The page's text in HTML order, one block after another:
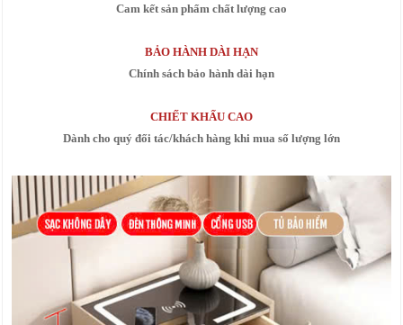
Cam kết sản phẩm chất lượng cao
BẢO HÀNH DÀI HẠN
Chính sách bảo hành dài hạn
CHIẾT KHẤU CAO
Dành cho quý đối tác/khách hàng khi mua số lượng lớn